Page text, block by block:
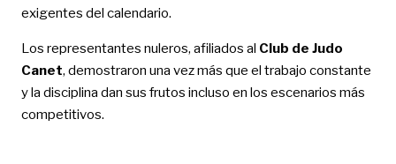
exigentes del calendario.
Los representantes nuleros, afiliados al Club de Judo
Canet, demostraron una vez más que el trabajo constante
y la disciplina dan sus frutos incluso en los escenarios más
competitivos.